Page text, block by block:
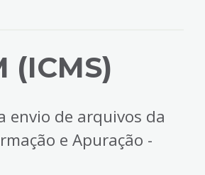
(ICMS)
envio de arquivos da
e Apuração -